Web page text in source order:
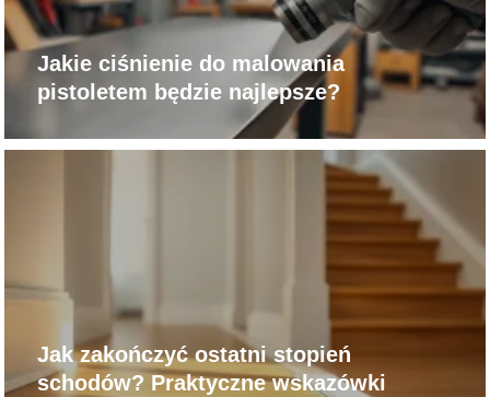
Jakie ciśnienie do malowania
pistoletem będzie najlepsze?
Jak zakończyć ostatni stopień
schodów? Praktyczne wskazówki